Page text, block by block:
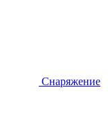
Снаряжение